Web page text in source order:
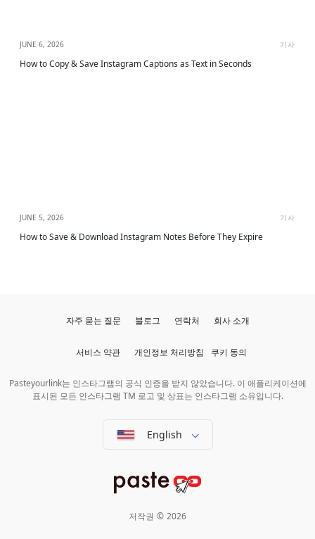
JUNE 6, 2026 기사
How to Copy & Save Instagram Captions as Text in Seconds
JUNE 5, 2026 기사
How to Save & Download Instagram Notes Before They Expire
English
저작권 © 2026
Pasteyourlink는 인스타그램의 공식 인증을 받지 않았습니다. 이 애플리케이션에
표시된 모든 인스타그램 TM 로고 및 상표는 인스타그램 소유입니다.
자주 묻는 질문 블로그 연락처 회사 소개
서비스 약관 개인정보 처리방침 쿠키 동의